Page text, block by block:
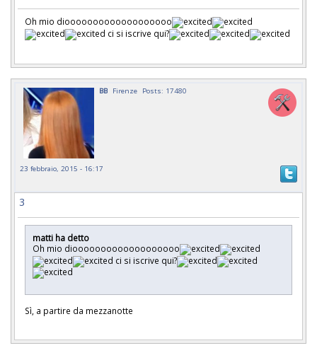
Oh mio diooooooooooooooooooo
ci si iscrive qui?
BB Firenze Posts: 17480
23 febbraio, 2015 - 16:17
3
matti ha detto
Oh mio diooooooooooooooooooo
ci si iscrive qui?
Sì, a partire da mezzanotte